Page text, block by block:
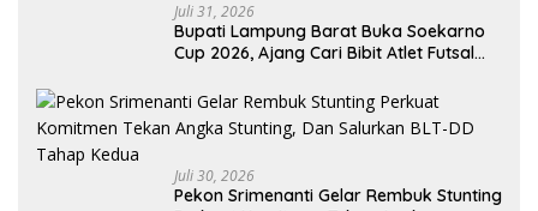
Juli 31, 2026
Bupati Lampung Barat Buka Soekarno
Cup 2026, Ajang Cari Bibit Atlet Futsal
Juli 30, 2026
Pekon Srimenanti Gelar Rembuk Stunting